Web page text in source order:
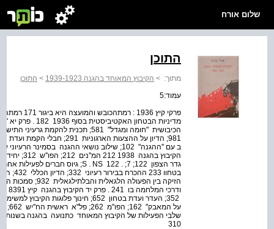
שלום אורח
התוכן
מתוך: > הקיבוץ המאוחד בהגנה 1939-1923 > התוכן
עמוד:5
310